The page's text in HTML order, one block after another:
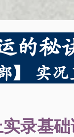
的秘
】 实
录基